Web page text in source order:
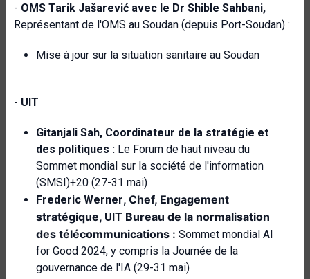
- OMS Tarik Jašarević avec le Dr Shible Sahbani,
Représentant de l'OMS au Soudan (depuis Port-Soudan) :
Mise à jour sur la situation sanitaire au Soudan
- UIT
Gitanjali Sah, Coordinateur de la stratégie et
des politiques : Le Forum de haut niveau du
Sommet mondial sur la société de l'information
(SMSI)+20 (27-31 mai)
Frederic Werner, Chef, Engagement
stratégique, UIT Bureau de la normalisation
des télécommunications : Sommet mondial AI
for Good 2024, y compris la Journée de la
gouvernance de l'IA (29-31 mai)